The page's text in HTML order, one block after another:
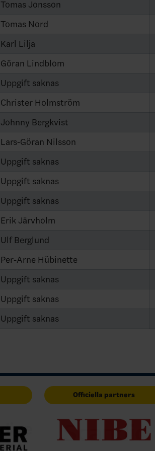
Tomas Jonsson
Tomas Nord
Karl Lilja
Göran Lindblom
Uppgift saknas
Christer Holmström
Johnny Bergkvist
Lars-Göran Nilsson
Uppgift saknas
Uppgift saknas
Uppgift saknas
Erik Järvholm
Ulf Berglund
Per-Arne Hübinette
Uppgift saknas
Uppgift saknas
Uppgift saknas
Officiella partners